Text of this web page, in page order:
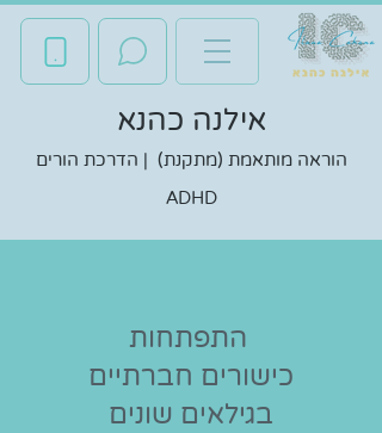
אילנה כהנא
הוראה מותאמת (מתקנת) | הדרכת הורים
ADHD
התפתחות
כישורים חברתיים
בגילאים שונים